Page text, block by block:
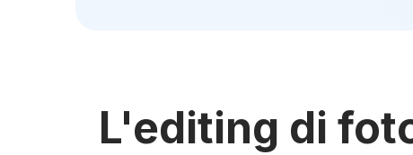
L'editing di